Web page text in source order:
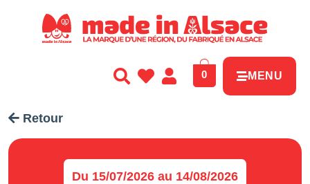
0 MENU
Retour
Du 15/07/2026 au 14/08/2026